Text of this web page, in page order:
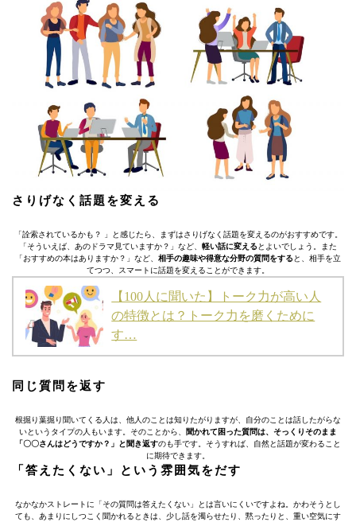
さりげなく話題を変える
「詮索されているかも？ 」と感じたら、まずはさりげなく話題を変えるのがおすすめです。
「そういえば、あのドラマ見ていますか？」など、 軽い話に変える とよいでしょう。また
「おすすめの本はありますか？」など、 相手の趣味や得意な分野の質問をする と、相手を立
てつつ、スマートに話題を変えることができます。
【100人に聞いた】トーク力が高い人
の特徴とは？トーク力を磨くために
す…
同じ質問を返す
根掘り葉掘り聞いてくる人は、他人のことは知りたがりますが、自分のことは話したがらな
いというタイプの人もいます。そのことから、 聞かれて困った質問は、そっくりそのまま
「〇〇さんはどうですか？」と聞き返すのも手です。そうすれば、自然と話題が変わること
に期待できます。
「答えたくない」という雰囲気をだす
なかなかストレートに「その質問は答えたくない」とは言いにくいですよね。かわそうとし
ても、あまりにしつこく聞かれるときは、少し話を濁らせたり、黙ったりと、重い空気にす